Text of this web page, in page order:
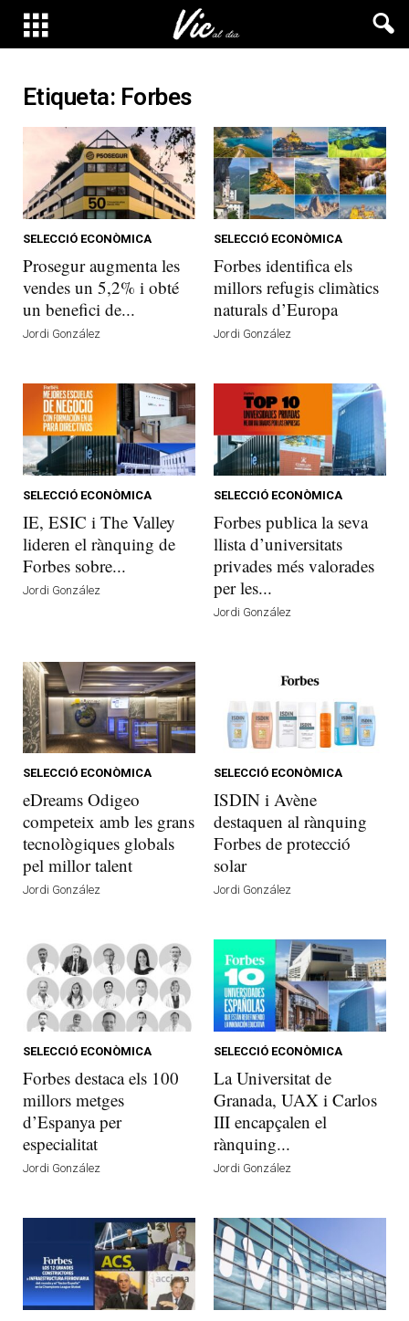
Etiqueta: Forbes
SELECCIÓ ECONÒMICA
Prosegur augmenta les
vendes un 5,2% i obté
un benefici de...
Jordi González
SELECCIÓ ECONÒMICA
Forbes identifica els
millors refugis climàtics
naturals d’Europa
Jordi González
SELECCIÓ ECONÒMICA
IE, ESIC i The Valley
lideren el rànquing de
Forbes sobre...
Jordi González
SELECCIÓ ECONÒMICA
Forbes publica la seva
llista d’universitats
privades més valorades
per les...
Jordi González
SELECCIÓ ECONÒMICA
eDreams Odigeo
competeix amb les grans
tecnològiques globals
pel millor talent
Jordi González
SELECCIÓ ECONÒMICA
ISDIN i Avène
destaquen al rànquing
Forbes de protecció
solar
Jordi González
SELECCIÓ ECONÒMICA
Forbes destaca els 100
millors metges
d’Espanya per
especialitat
Jordi González
SELECCIÓ ECONÒMICA
La Universitat de
Granada, UAX i Carlos
III encapçalen el
rànquing...
Jordi González